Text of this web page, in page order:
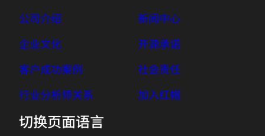
公司介绍
企业文化
客户成功案例
行业分析师关系
新闻中心
开源承诺
社会责任
加入红帽
切换页面语言